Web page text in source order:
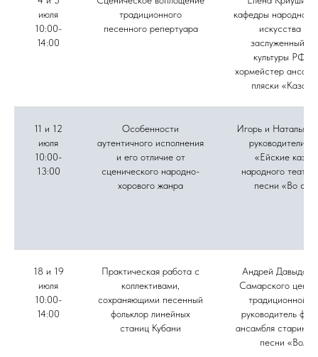
июля
10:00-
14:00
традиционного
песенного репертуара
кафедры народного
искусства
заслуженный
культуры РФ,
хормейстер
пляски
11 и 12
июля
10:00-
13:00
Особенности
аутентичного исполнения
и его отличие от
сценического народно-
хорового жанра
Игорь и Наталья
руководители
«Ейские
народного театра
песни «Во
18 и 19
июля
10:00-
14:00
Практическая работа с
коллективами,
сохраняющими песенный
фольклор линейных
станиц Кубани
Андрей Давыдов,
Самарского
традиционной
руководитель
ансамбля
песни